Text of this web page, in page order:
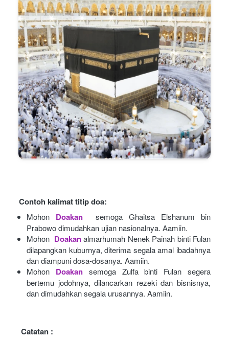
Contoh kalimat titip doa:
Mohon Doakan
semoga Ghaitsa Elshanum bin
Prabowo dimudahkan ujian nasionalnya. Aamiin.
Mohon Doakan almarhumah Nenek Painah binti Fulan
dilapangkan kuburnya, diterima segala amal ibadahnya
dan diampuni dosa-dosanya. Aamiin.
Mohon
Doakan semoga Zulfa binti Fulan segera
bertemu jodohnya, dilancarkan rezeki dan bisnisnya,
dan dimudahkan segala urusannya. Aamiin.
Catatan :